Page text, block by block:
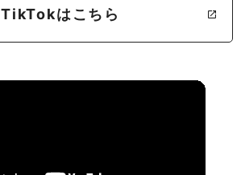
TikTokはこちら